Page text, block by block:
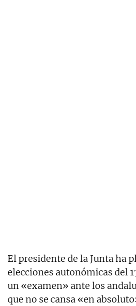
El presidente de la Junta ha
elecciones autonómicas del
un «examen» ante los
que no se cansa «en